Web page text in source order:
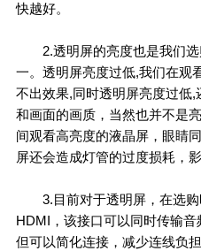
快越好。
2.透明屏的亮度也是我们选
一。透明屏亮度过低,我们在观
不出效果,同时透明屏亮度过低
和画面的画质，当然也并不是
间观看高亮度的液晶屏，眼睛
屏还会造成灯管的过度损耗，
3.目前对于透明屏，在选购
HDMI，该接口可以同时传输
但可以简化连接，减少连线负